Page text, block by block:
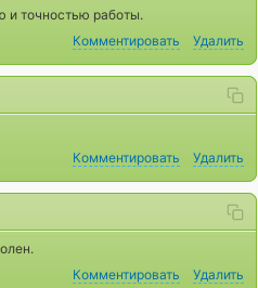
и точностью работы.
Комментировать
Удалить
Комментировать
Удалить
Комментировать
Удалить